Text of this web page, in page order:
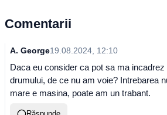
Comentarii
A. George19.08.2024, 12:10
Daca eu consider ca pot sa ma
drumului, de ce nu am voie? Intrebarea
mare e masina, poate am un trabant.